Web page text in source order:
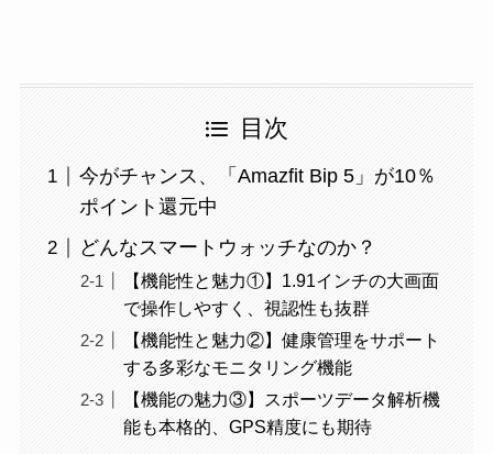
目次
今がチャンス、「Amazfit Bip 5」が10％
ポイント還元中
どんなスマートウォッチなのか？
【機能性と魅力①】1.91インチの大画面
で操作しやすく、視認性も抜群
【機能性と魅力②】健康管理をサポート
する多彩なモニタリング機能
【機能の魅力③】スポーツデータ解析機
能も本格的、GPS精度にも期待